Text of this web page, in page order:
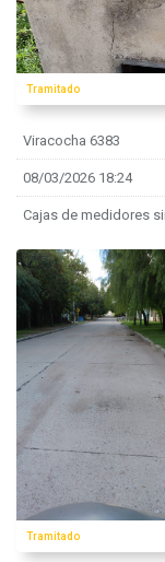
Tramitado
Viracocha 6383
08/03/2026 18:24
Cajas de medidores
Tramitado